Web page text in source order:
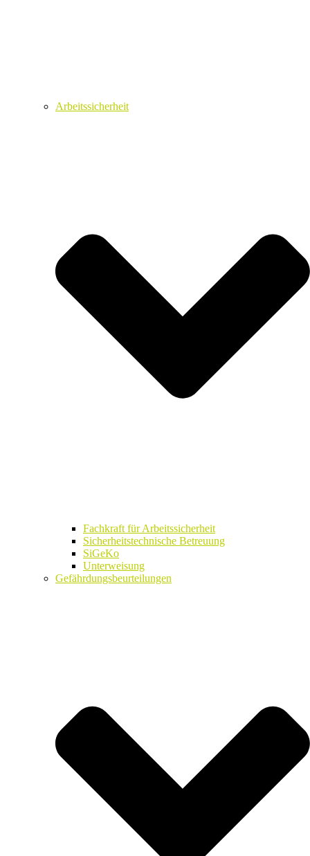
Arbeitssicherheit
Fachkraft für Arbeitssicherheit
Sicherheitstechnische Betreuung
SiGeKo
Unterweisung
Gefährdungsbeurteilungen